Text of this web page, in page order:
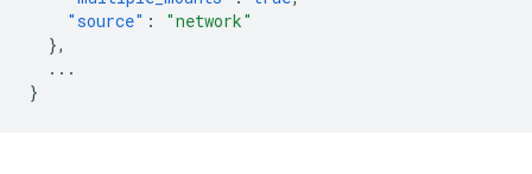
"source" :
"network"
},
...
}